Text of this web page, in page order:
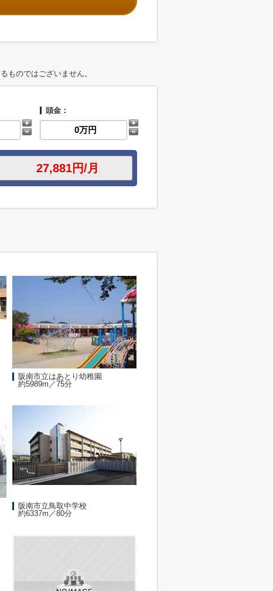
ものではございません。
頭金：
阪南市立はあとり幼稚園
約5989m／75分
阪南市立鳥取中学校
約6337m／80分